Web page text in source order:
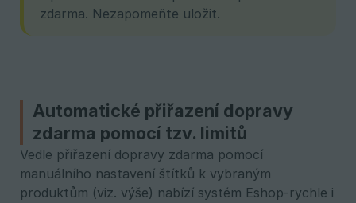
zdarma. Nezapomeňte uložit.
Automatické přiřazení dopravy
zdarma pomocí tzv. limitů
Vedle přiřazení dopravy zdarma pomocí
manuálního nastavení štítků k vybraným
produktům (viz. výše) nabízí systém Eshop-rychle i